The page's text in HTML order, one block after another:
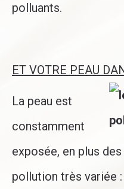
polluants.
ET VOTRE PEAU
La peau est
constamment
exposée, en plus des
pollution très variée :